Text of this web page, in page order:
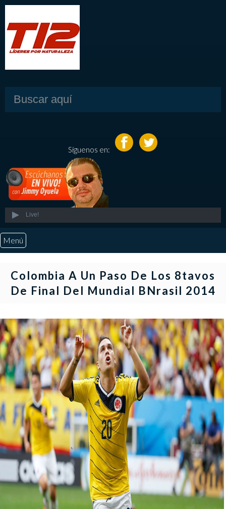
Síguenos en:
Live!
Menú
Marcadores
Noticias
Otros Deportes
Risaralda
Pereira
Colombia A Un Paso De Los 8tavos
De Final Del Mundial BNrasil 2014